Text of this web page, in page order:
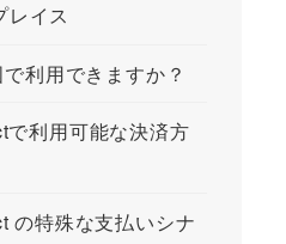
レイス
利用できますか？
利用可能な決済方
の特殊な支払いシナ